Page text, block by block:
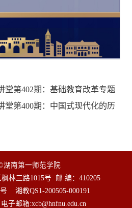
堂第402期：基础教育改革专题
堂第400期：中国式现代化的历
湖南第一师范学院
林三路1015号 邮 编：410205
号 湘教QS1-200505-000191
电子邮箱:xcb@hnfnu.edu.cn